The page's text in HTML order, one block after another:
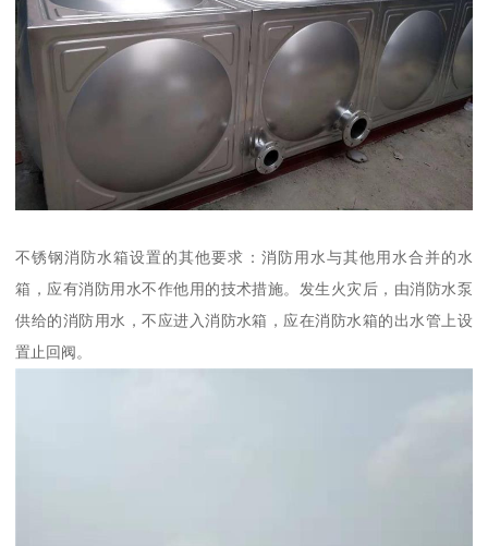
不锈钢消防水箱设置的其他要求：消防用水与其他用水合并的水
箱，应有消防用水不作他用的技术措施。发生火灾后，由消防水泵
供给的消防用水，不应进入消防水箱，应在消防水箱的出水管上设
置止回阀。